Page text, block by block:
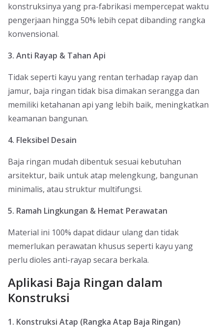
konstruksinya yang pra-fabrikasi mempercepat waktu
pengerjaan hingga 50% lebih cepat dibanding rangka
konvensional.
3. Anti Rayap & Tahan Api
Tidak seperti kayu yang rentan terhadap rayap dan
jamur, baja ringan tidak bisa dimakan serangga dan
memiliki ketahanan api yang lebih baik, meningkatkan
keamanan bangunan.
4. Fleksibel Desain
Baja ringan mudah dibentuk sesuai kebutuhan
arsitektur, baik untuk atap melengkung, bangunan
minimalis, atau struktur multifungsi.
5. Ramah Lingkungan & Hemat Perawatan
Material ini 100% dapat didaur ulang dan tidak
memerlukan perawatan khusus seperti kayu yang
perlu dioles anti-rayap secara berkala.
Aplikasi Baja Ringan dalam
Konstruksi
1. Konstruksi Atap (Rangka Atap Baja Ringan)